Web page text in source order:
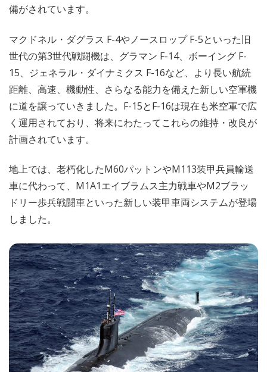
備がされています。
マクドネル・ダグラス F-4やノースロップ F-5といった旧
世代の第3世代戦闘機は、グラマン F-14、ボーイング F-
15、ジェネラル・ダイナミクス F-16など、より長い航続
距離、高速、機動性、さらなる能力を備えた新しい空軍機
に道を譲っていきました。F-15とF-16は現在も米空軍で広
く運用されており、将来にわたってこれらの維持・改良が
計画されています。
地上では、老朽化したM60パットンやM113装甲兵員輸送
車に代わって、M1A1エイブラムス主力戦車やM2ブラッ
ドリー歩兵戦闘車といった新しい装甲車両システムが登場
しました。